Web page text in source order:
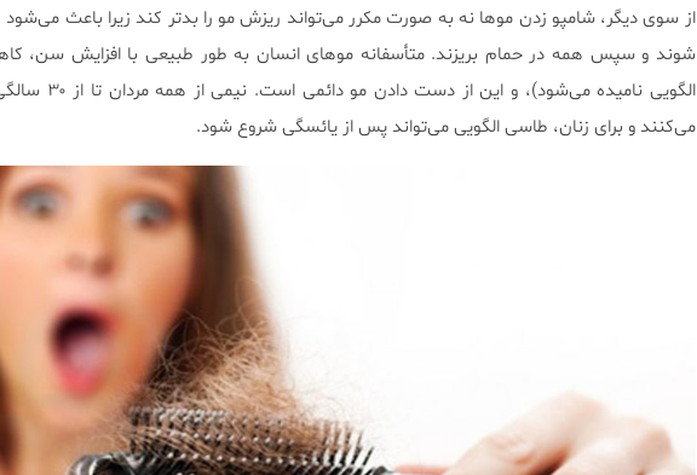
از سوی دیگر، شامپو زدن موها نه به صورت مکرر می‌تواند ریزش مو را بدتر کند زیرا باعث
شوند و سپس همه در حمام بریزند. متأسفانه موهای انسان به طور طبیعی با افزایش سن،
الگویی نامیده
می‌کنند و برای زنان، طاسی الگویی می‌تواند پس از یائسگی شروع شود.